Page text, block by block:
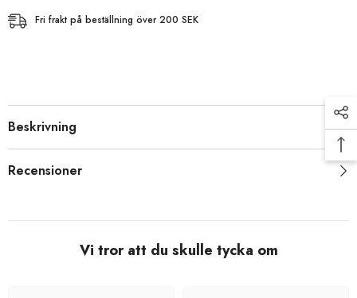
Fri frakt på beställning över 200 SEK
Beskrivning
Recensioner
Vi tror att du skulle tycka om